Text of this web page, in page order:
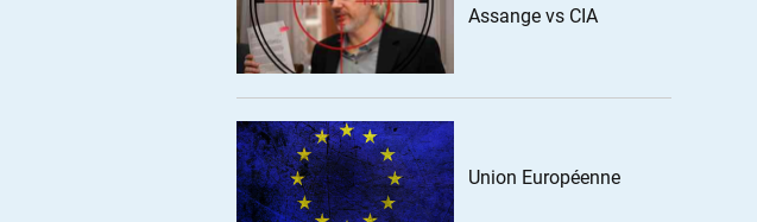
Assange vs CIA
Union Européenne